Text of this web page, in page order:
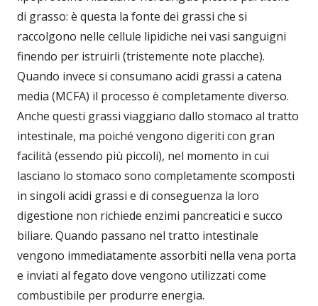
di grasso: è questa la fonte dei grassi che si
raccolgono nelle cellule lipidiche nei vasi sanguigni
finendo per istruirli (tristemente note placche).
Quando invece si consumano acidi grassi a catena
media (MCFA) il processo è completamente diverso.
Anche questi grassi viaggiano dallo stomaco al tratto
intestinale, ma poiché vengono digeriti con gran
facilità (essendo più piccoli), nel momento in cui
lasciano lo stomaco sono completamente scomposti
in singoli acidi grassi e di conseguenza la loro
digestione non richiede enzimi pancreatici e succo
biliare. Quando passano nel tratto intestinale
vengono immediatamente assorbiti nella vena porta
e inviati al fegato dove vengono utilizzati come
combustibile per produrre energia.